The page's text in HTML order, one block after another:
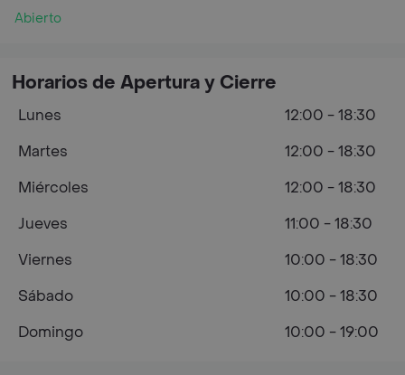
Abierto
Horarios de Apertura y Cierre
Lunes
12:00 - 18:30
Martes
12:00 - 18:30
Miércoles
12:00 - 18:30
Jueves
11:00 - 18:30
Viernes
10:00 - 18:30
Sábado
10:00 - 18:30
Domingo
10:00 - 19:00